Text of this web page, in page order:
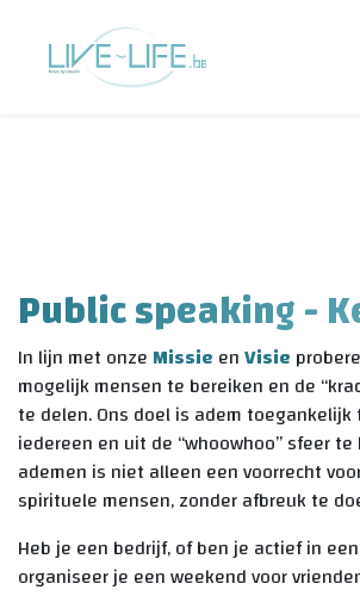
Public speaking -
In lijn met onze Missie enVisie
mogelijk mensen te bereiken en de
te delen. Ons doel is ademtoegankelijk
iedereen en uit de “whoowhoo” sfeer
ademen is niet alleen een voorrecht
spirituele mensen, zonder afbreuk te
Heb je een bedrijf, of ben je actief in
organiseer je een weekend voor